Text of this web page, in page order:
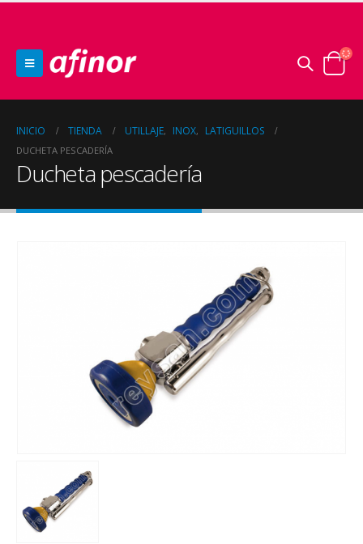
INICIO TIENDA UTILLAJE, INOX, LATIGUILLOS
DUCHETA PESCADERÍA
Ducheta pescadería